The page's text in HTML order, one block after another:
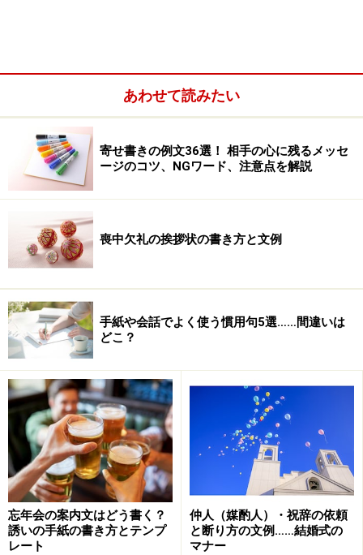
＜目次＞
普段の言葉や漢語を大和言葉に変換
「大和言葉」への変換例・解説
普段の言葉や漢語を大和言葉に変換
次の漢語やふだんの言い回しを大和言葉に言い換えた場
合、どのような言葉になるでしょうか。
1: 「祝賀」「祝い・喜び（を言葉で述べる）」
2: 「平素」「いつも」
3: 「少々」「ちょっと」
4: 「不本意 」「本意でないまでも」「そんなつもりじゃ
なかった」
5: 「以前から」「前から」
6: 「そのうえ」「おまけに」
7: 「仮に」「もし」
8: 「意外（と）」「案外」
9: 「多大な」「たいへん」「すごく」
10: 「期待」「待ち望む」「楽しみに待っている」
あわせて読みたい
寄せ書きの例文36選！ 相手の心に残るメッセ
ージのコツ、NGワード、注意点を解説
喪中欠礼の挨拶状の書き方と文例
手紙や会話でよく使う慣用句5選……間違いは
どこ？
忘年会の案内文はどう書く？
誘いの手紙の書き方とテンプ
レート
仲人（媒酌人）・祝辞の依頼
と断り方の文例……結婚式の
マナー